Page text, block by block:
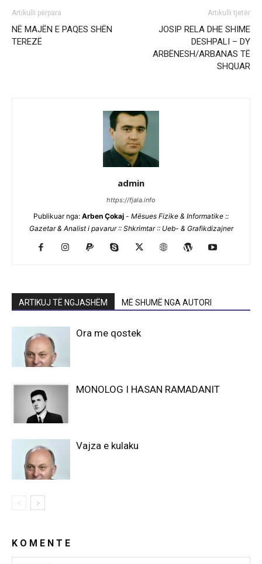
Artikulli përpara
NË MAJËN E PAQES SHËN
TEREZË
Artikulli tjetër
JOSIP RELA DHE SHIME
DESHPALI – DY
ARBËNESH/ARBANAS TË
SHQUAR
admin
https://fjala.info
Publikuar nga: Arben Çokaj - Mësues Fizike & Informatike ::
Gazetar & Analist i pavarur :: Shkrimtar :: Ueb- & Grafikdizajner
ARTIKUJ TË NGJASHËM MË SHUMË NGA AUTORI
Ora me qostek
MONOLOG I HASAN RAMADANIT
Vajza e kulaku
K O M E N T E